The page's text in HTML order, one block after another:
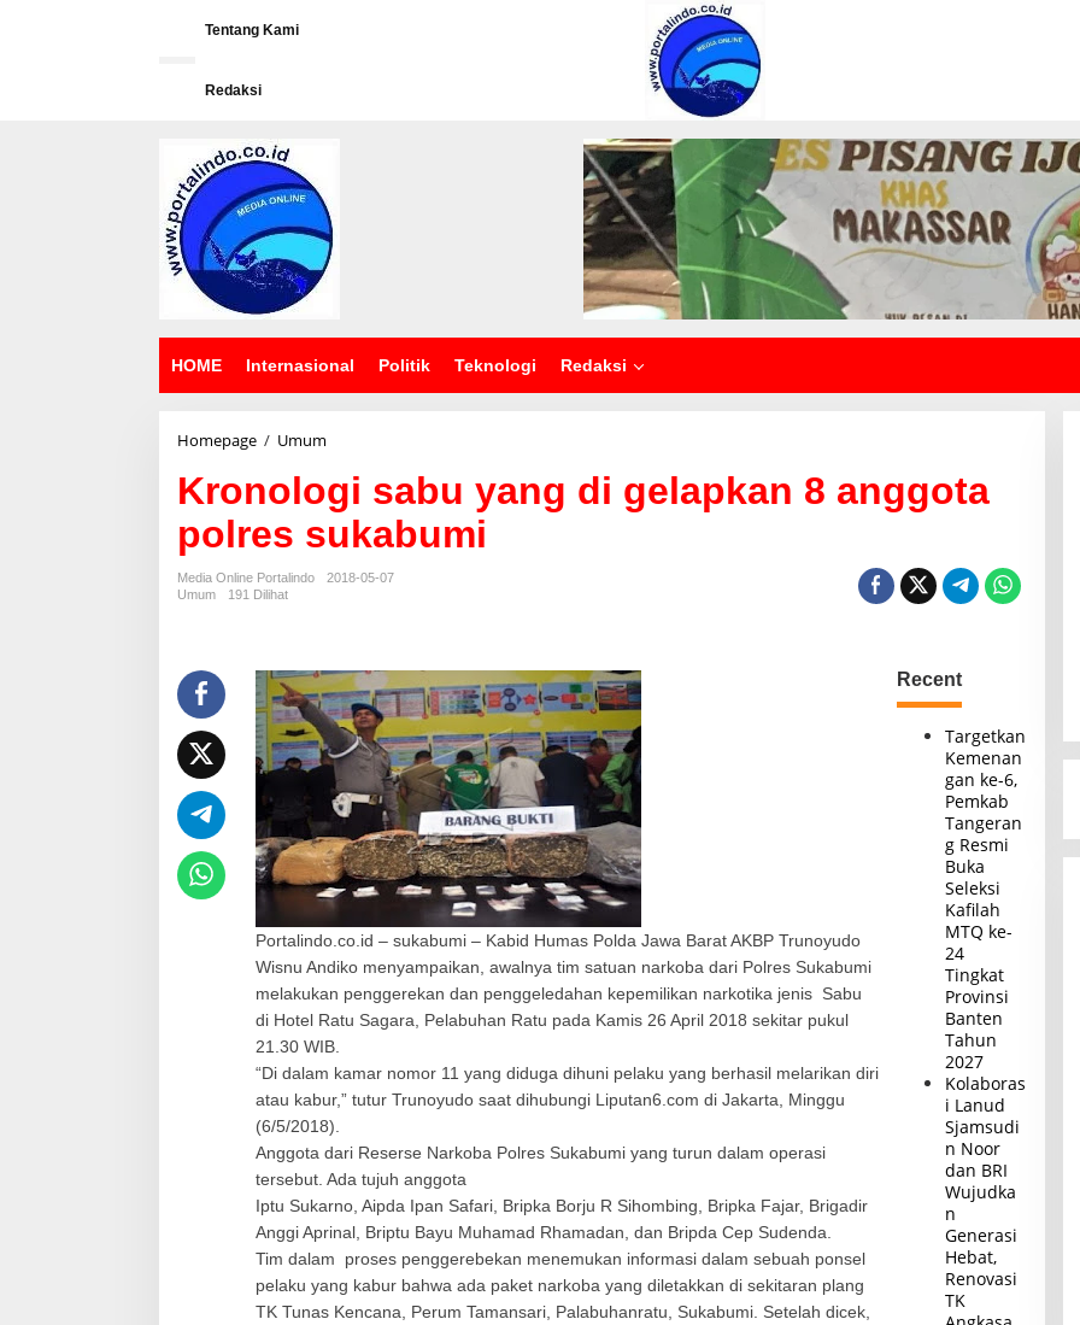
Tentang Kami
Redaksi
HOME Internasional Politik Teknologi Redaksi
Homepage / Umum
o
n
o
l
o
b
u
y
a
n
g
d
i
g
e
l
a
p
k
n
8
a
n
g
o
t
a
p
o
r
e
s
Kronologi sabu yang di gelapkan 8 anggota
polres sukabumi
Media Online Portalindo
2018-05-07
Umum
191 Dilihat
Portalindo.co.id – sukabumi – Kabid Humas Polda Jawa Barat AKBP Trunoyudo
Wisnu Andiko menyampaikan, awalnya tim satuan narkoba dari Polres Sukabumi
melakukan penggerekan dan penggeledahan kepemilikan narkotika jenis Sabu
di Hotel Ratu Sagara, Pelabuhan Ratu pada Kamis 26 April 2018 sekitar pukul
21.30 WIB.
“Di dalam kamar nomor 11 yang diduga dihuni pelaku yang berhasil melarikan diri
atau kabur,” tutur Trunoyudo saat dihubungi Liputan6.com di Jakarta, Minggu
(6/5/2018).
Anggota dari Reserse Narkoba Polres Sukabumi yang turun dalam operasi
tersebut. Ada tujuh anggota
Iptu Sukarno, Aipda Ipan Safari, Bripka Borju R Sihombing, Bripka Fajar, Brigadir
Anggi Aprinal, Briptu Bayu Muhamad Rhamadan, dan Bripda Cep Sudenda.
Tim dalam proses penggerebekan menemukan informasi dalam sebuah ponsel
pelaku yang kabur bahwa ada paket narkoba yang diletakkan di sekitaran plang
TK Tunas Kencana, Perum Tamansari, Palabuhanratu, Sukabumi. Setelah dicek,
Recent
Targetkan
Kemenan
gan ke-6,
Pemkab
Tangeran
g Resmi
Buka
Seleksi
Kafilah
MTQ ke-
24
Tingkat
Provinsi
Banten
Tahun
2027
Kolaboras
i Lanud
Sjamsudi
n Noor
dan BRI
Wujudka
n
Generasi
Hebat,
Renovasi
TK